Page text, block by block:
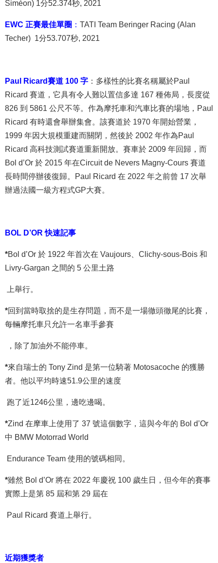
Siméon) 1分52.374秒, 2021
EWC 正賽最佳單圈 ： TATI Team Beringer Racing (Alan
Techer) 1分53.707秒, 2021
Paul Ricard賽道 100 字 ：多樣性的比賽名稱屬於Paul
Ricard 賽道，它具有令人難以置信多達 167 種佈局，長度從
826 到 5861 公尺不等。作為摩托車和汽車比賽的場地，Paul
Ricard 有時還會舉辦集會。該賽道於 1970 年開始營業，
1999 年因大規模重建而關閉，然後於 2002 年作為Paul
Ricard 高科技測試賽道重新開放。賽車於 2009 年回歸，而
Bol d’Or 於 2015 年在Circuit de Nevers Magny-Cours 賽道
長時間停辦後復歸。Paul Ricard 在 2022 年之前曾 17 次舉
辦過法國一級方程式GP大賽。
BOL D’OR快速記事
*Bol d’Or 於 1922 年首次在 Vaujours、Clichy-sous-Bois 和
Livry-Gargan 之間的 5 公里土路
上舉行。
*回到當時取捨的是生存問題，而不是一場徹頭徹尾的比賽，
每輛摩托車只允許一名車手參賽
，除了加油外不能停車。
*來自瑞士的 Tony Zind 是第一位騎著 Motosacoche 的獲勝
者。他以平均時速51.9公里的速度
跑了近1246公里，邊吃邊喝。
*Zind 在摩車上使用了 37 號這個數字，這與今年的 Bol d’Or
中 BMW Motorrad World
Endurance Team 使用的號碼相同。
*雖然 Bol d’Or 將在 2022 年慶祝 100 歲生日，但今年的賽事
實際上是第 85 屆和第 29 屆在
Paul Ricard 賽道上舉行。
近期獲獎者